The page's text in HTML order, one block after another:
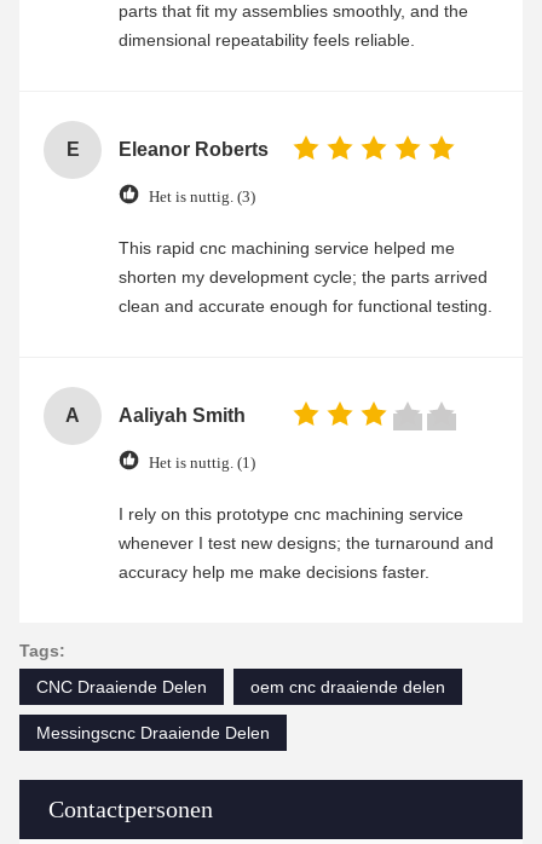
Contactpersonen
parts that fit my assemblies smoothly, and the
dimensional repeatability feels reliable.
E Eleanor Roberts
Het is nuttig. (3)
This rapid cnc machining service helped me
shorten my development cycle; the parts arrived
clean and accurate enough for functional testing.
A Aaliyah Smith
Het is nuttig. (1)
I rely on this prototype cnc machining service
whenever I test new designs; the turnaround and
accuracy help me make decisions faster.
Tags:
CNC Draaiende Delen
oem cnc draaiende delen
Messingscnc Draaiende Delen